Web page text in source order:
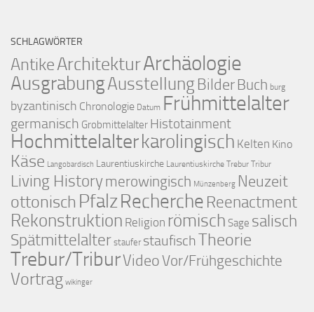
SCHLAGWÖRTER
AntikeArchitekturArchäologie
AusgrabungAusstellungBilder Buch burg
byzantinisch Chronologie Datum Frühmittelalter
germanisch Grobmittelalter Histotainment
Hochmittelalterkarolingisch Kelten Kino
Käse Langobardisch Laurentiuskirche Laurentiuskirche Trebur Tribur
Living Historymerowingisch Münzenberg Neuzeit
ottonisch PfalzRecherche Reenactment
Rekonstruktion Religion römisch Sage salisch
Spätmittelalter staufer staufischTheorie
Trebur/TriburVideoVor/Frühgeschichte
Vortrag wikinger